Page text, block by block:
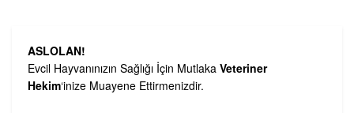
ASLOLAN!
Evcil Hayvanınızın Sağlığı İçin Mutlaka Veteriner
Hekim‘inize Muayene Ettirmenizdir.